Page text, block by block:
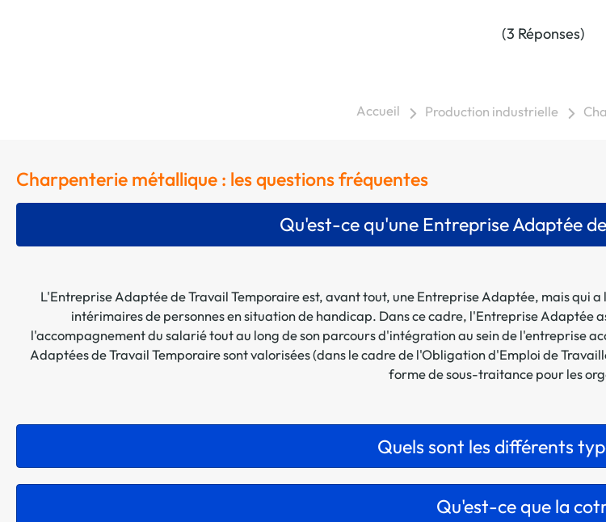
(3 Réponses)
Accueil Production industrielle
Charpenterie métallique : les questions fréquentes
Qu'est-ce qu'une Entreprise Adaptée
L'Entreprise Adaptée de Travail Temporaire est, avant tout, une Entreprise Adaptée, mais qui
intérimaires de personnes en situation de handicap. Dans ce cadre, l'Entreprise Adaptée
l'accompagnement du salarié tout au long de son parcours d'intégration au sein de l'entreprise
Adaptées de Travail Temporaire sont valorisées (dans le cadre de l'Obligation d'Emploi de
forme de sous-traitance pour les
Quels sont les différents
Qu'est-ce que la